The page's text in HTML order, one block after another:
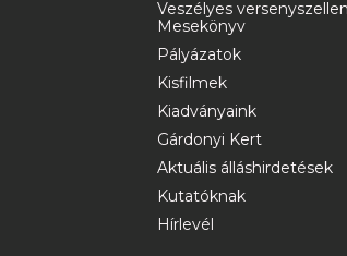
Veszélyes
Mesekönyv
Pályázatok
Kisfilmek
Kiadványaink
Gárdonyi Kert
Aktuális álláshirdetések
Kutatóknak
Hírlevél